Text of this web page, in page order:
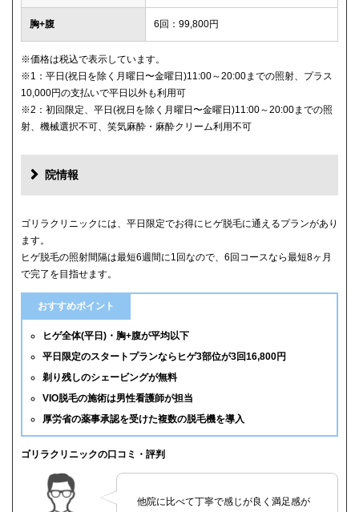
胸+腹 6回：99,800円
※価格は税込で表示しています。
※1：平日(祝日を除く月曜日〜金曜日)11:00～20:00までの照射、プラス
10,000円の支払いで平日以外も利用可
※2：初回限定、平日(祝日を除く月曜日〜金曜日)11:00～20:00までの照
射、機械選択不可、笑気麻酔・麻酔クリーム利用不可
院情報
ゴリラクリニックには、平日限定でお得にヒゲ脱毛に通えるプランがあり
ます。
ヒゲ脱毛の照射間隔は最短6週間に1回なので、6回コースなら最短8ヶ月
で完了を目指せます。
おすすめポイント
ヒゲ全体(平日)・胸+腹が平均以下
平日限定のスタートプランならヒゲ3部位が3回16,800円
剃り残しのシェービングが無料
VIO脱毛の施術は男性看護師が担当
厚労省の薬事承認を受けた複数の脱毛機を導入
ゴリラクリニックの口コミ・評判
他院に比べて丁寧で感じが良く満足感が